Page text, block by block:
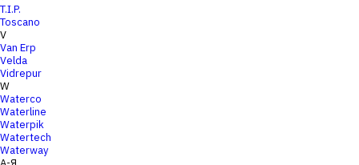
T.I.P.
Toscano
V
Van Erp
Velda
Vidrepur
W
Waterco
Waterline
Waterpik
Watertech
Waterway